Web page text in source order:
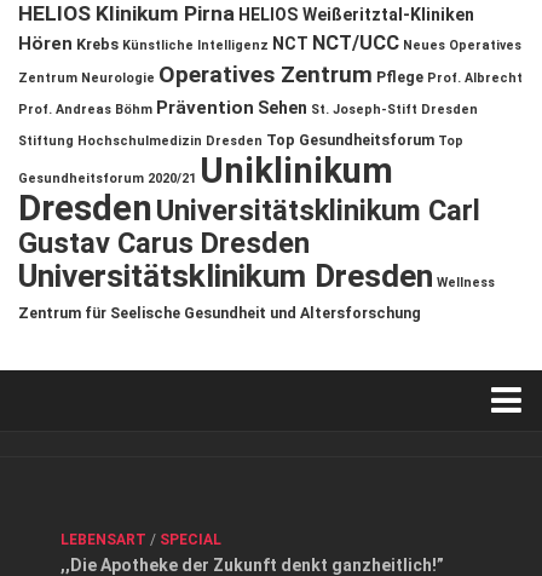
HELIOS Klinikum Pirna HELIOS Weißeritztal-Kliniken
Hören Krebs Künstliche Intelligenz NCT NCT/UCC Neues Operatives
Zentrum Neurologie Operatives Zentrum Pflege Prof. Albrecht
Prof. Andreas Böhm Prävention Sehen St. Joseph-Stift Dresden
Stiftung Hochschulmedizin Dresden Top Gesundheitsforum Top
Gesundheitsforum 2020/21 Uniklinikum
DresdenUniversitätsklinikum Carl
Gustav Carus Dresden
Universitätsklinikum Dresden Wellness
Zentrum für Seelische Gesundheit und Altersforschung
Datenschutzerklärung
LEBENSART / SPECIAL
,,Die Apotheke der Zukunft denkt ganzheitlich!”